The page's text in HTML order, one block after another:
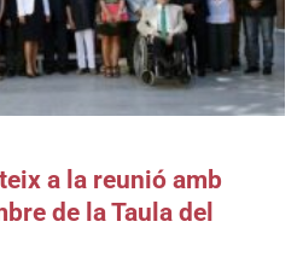
a la reunió amb
de la Taula del